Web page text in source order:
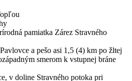
pamiatka Zárez Stravného
a pešo asi 1,5 (4) km po žltej
smerom k vstupnej bráne
v doline Stravného potoka pri